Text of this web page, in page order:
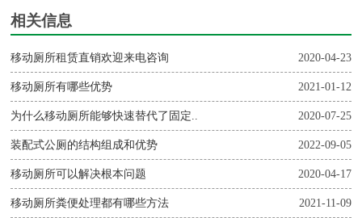
相关信息
2020-04-23
移动厕所租赁直销欢迎来电咨询
2021-01-12
移动厕所有哪些优势
2020-07-25
为什么移动厕所能够快速替代了固定..
2022-09-05
装配式公厕的结构组成和优势
2020-04-17
移动厕所可以解决根本问题
2021-11-09
移动厕所粪便处理都有哪些方法